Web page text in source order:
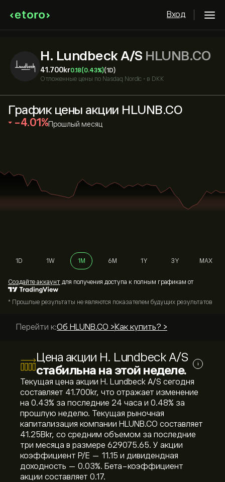
Вход
H. Lundbeck A/S HLUNB.CO
41.700‎kr‎0.18(0.43%)(1D)
Отложенные цены по Nasdaq Nordic • в DKK
График цены акции HLUNB.CO
‎-4.01‎ Прошлый месяц
1D 1W 1M 6M 1Y 3Y MAX
Cоздайте аккаунт для получения доступа к полным графикам от
* Прошлые результаты не являются показателем будущих результатов
Перейти к:Об HLUNB.CO > Как купить? >
Цена акции H. Lundbeck A/S
стабильна на этой неделе.
i
Текущая цена акции H. Lundbeck A/S сегодня
составляет 41.700‎kr‎, что отражает изменение
на ‎0.43‎% за последние 24 часа и ‎0.48‎% за
прошлую неделю. Текущая рыночная
капитализация компании HLUNB.CO составляет
41.25B‎kr‎, со средним объемом за последние
три месяца в размере 629075.65. У акции
коэффициент P/E — 11.15 и дивидендная
доходность — 0.03%. Бета-коэффициент
акции составляет 0.17.